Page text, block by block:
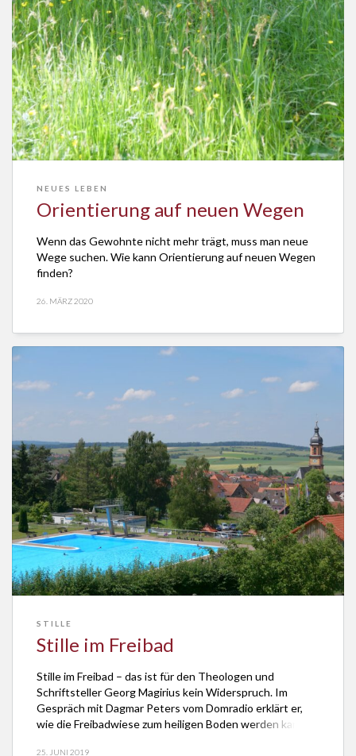
NEUES LEBEN
Orientierung auf neuen Wegen
Wenn das Gewohnte nicht mehr trägt, muss man neue
Wege suchen. Wie kann Orientierung auf neuen Wegen
finden?
26. MÄRZ 2020
STILLE
Stille im Freibad
Stille im Freibad – das ist für den Theologen und
Schriftsteller Georg Magirius kein Widerspruch. Im
Gespräch mit Dagmar Peters vom Domradio erklärt er,
wie die Freibadwiese zum heiligen Boden werden kann.
25. JUNI 2019